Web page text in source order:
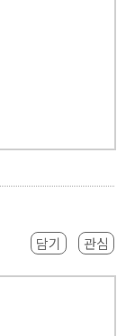
담기 관심